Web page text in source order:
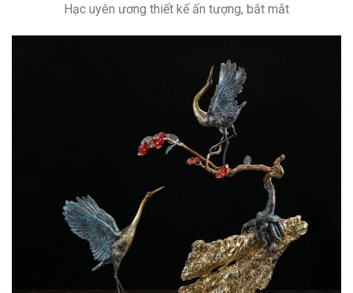
Hạc uyên ương thiết kế ấn tượng, bắt mắt